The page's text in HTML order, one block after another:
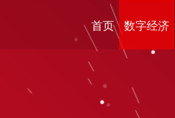
首页 数字经济